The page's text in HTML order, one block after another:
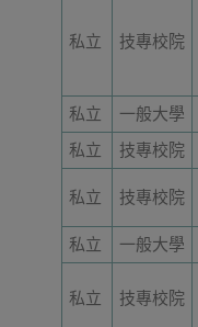
私立 技專校院
私立
一般大學
私立
技專校院
私立 技專校院
私立 一般大學
私立 技專校院